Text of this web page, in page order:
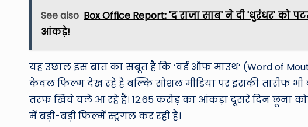
See also Box Office Report: 'द राजा साब' ने दी 'धुरंधर' को
आंकड़े!
यह उछाल इस बात का सबूत है कि ‘वर्ड ऑफ माउथ’ (Word of
केवल फिल्म देख रहे हैं बल्कि सोशल मीडिया पर इसकी तारीफ भी
तरफ खिंचे चले आ रहे हैं। 12.65 करोड़ का आंकड़ा दूसरे दिन छूना
में बड़ी-बड़ी फिल्में स्ट्रगल कर रही हैं।